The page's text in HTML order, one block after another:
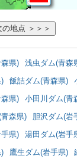
県)
浅虫ダム(青森
飯詰ダム(青森県)
県)
小田川ダム(青
森県)
胆沢ダム(岩
県) 湯田ダム(岩手
鷹生ダム(岩手県)